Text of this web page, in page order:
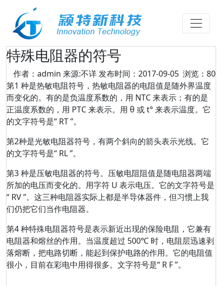
特殊电阻器的符号
作者：admin 来源:不详 发布时间：2017-09-05 浏览：80
第1 种是热敏电阻符号，热敏电阻器的电阻值是随外界温度
而变化的。有的是负温度系数的，用 NTC 来表示；有的是
正温度系数的，用 PTC 来表示。用 θ 或 t° 来表示温度。它
的文字符号是“ RT ”。
第2种是光敏电阻器符号，有两个斜向的箭头表示光线。它
的文字符号是“ RL ”。
第3 种是压敏电阻器的符号。压敏电阻阻值是随电阻器两端
所加的电压而变化的。用字符 U 表示电压。它的文字符号是
“ RV ”。这三种电阻器实际上都是半导体器件，但习惯上我
们仍把它们当作电阻器。
第4 种特殊电阻器符号是表示新近出现的保险电阻，它兼有
电阻器和熔丝的作用。当温度超过 500℃ 时，电阻层迅速剥
落熔断，把电路切断，能起到保护电路的作用。它的电阻值
很小，目前在彩电中用得很多。文字符号是“ R F ”。